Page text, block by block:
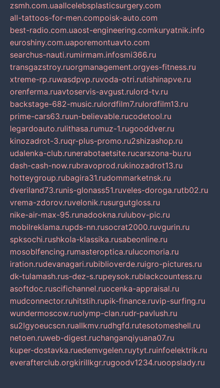
zsmh.com.uaallcelebsplasticsurgery.com
all-tattoos-for-men.compoisk-auto.com
best-radio.com.uaost-engineering.comkuryatnik.info
euroshiny.com.uaporemontuavto.com
searchus-nauti.rumirmam.infosmi366.ru
transgazstroy.ruorgmanagement.orgyes-fitness.ru
xtreme-rp.ruwasdpvp.ruvoda-otri.rutishinapve.ru
orenferma.ruavtoservis-avgust.rulord-tv.ru
backstage-682-music.rulordfilm7.rulordfilm13.ru
prime-cars63.ruun-believable.rucodetool.ru
legardoauto.rulithasa.rumuz-1.rugooddver.ru
kinozadrot-3.ruqr-plus-promo.ru2shizashop.ru
udalenka-club.runerabotaetsite.rucarszona-bu.ru
dash-cash-now.rubravoprod.rukinozadrot13.ru
hotteygroup.rubagira31.rudommarketnsk.ru
dveriland73.runis-glonass51.ruveles-doroga.rutb02.ru
vrema-zdorov.ruvelonik.rusurgutgloss.ru
nike-air-max-95.runadookna.rulubov-pic.ru
mobilreklama.rupds-nn.rusocrat2000.ruvgurin.ru
spksochi.rushkola-klassika.rusabeonline.ru
mosoblfencing.rumasteroptica.rulucomoria.ru
iration.rudevanagari.rubiblioverde.ruigro-pictures.ru
dk-tulamash.rus-dez-s.rupeysok.rublackcountess.ru
asoftdoc.ruscifichannel.ruocenka-appraisal.ru
mudconnector.ruhitstih.rupik-finance.ruvip-surfing.ru
wundermoscow.ruolymp-clan.rudr-pavlush.ru
su2lgyoeucscn.ruallkmv.rudhgfd.rutesotomeshell.ru
netoen.ruweb-digest.ruchanganqiyuana07.ru
kuper-dostavka.ruedemvgelen.ruytyt.ruinfoelektrik.ru
everafterclub.orgkirillkgr.rugoodv1234.ruoopslady.ru